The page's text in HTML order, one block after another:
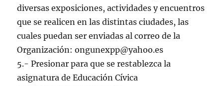
diversas exposiciones, actividades y encuentros
que se realicen en las distintas ciudades, las
cuales puedan ser enviadas al correo de la
Organización: ongunexpp@yahoo.es
5.- Presionar para que se restablezca la
asignatura de Educación Cívica